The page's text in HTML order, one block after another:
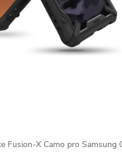
Fusion-X Camo pro Samsung